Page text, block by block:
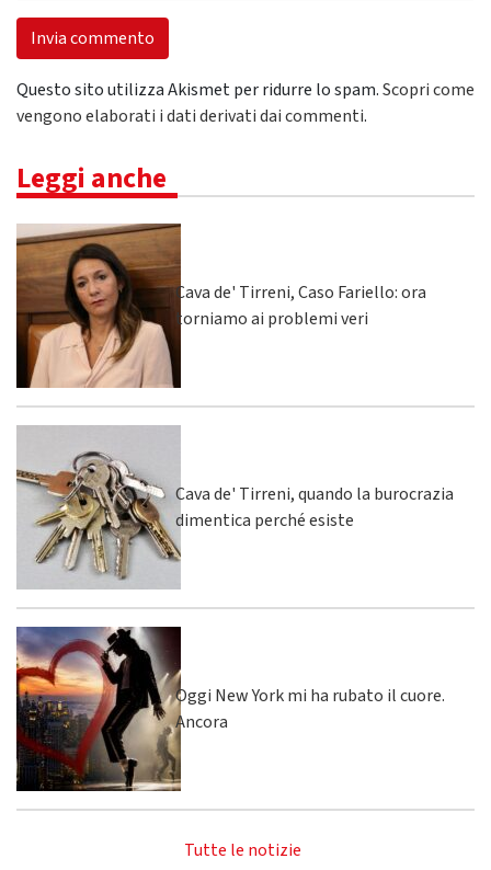
Questo sito utilizza Akismet per ridurre lo spam.Scopri come
vengono elaborati i dati derivati dai commenti.
Leggi anche
Cava de' Tirreni, Caso Fariello: ora
torniamo ai problemi veri
Cava de' Tirreni, quando la burocrazia
dimentica perché esiste
Oggi New York mi ha rubato il cuore.
Ancora
Tutte le notizie